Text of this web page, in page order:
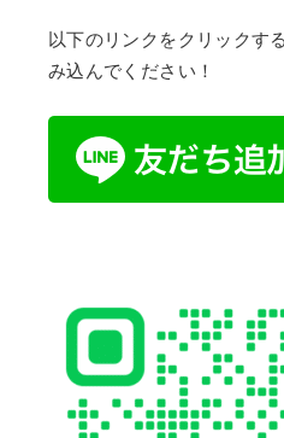
以下のリンクをクリックす
み込んでください！